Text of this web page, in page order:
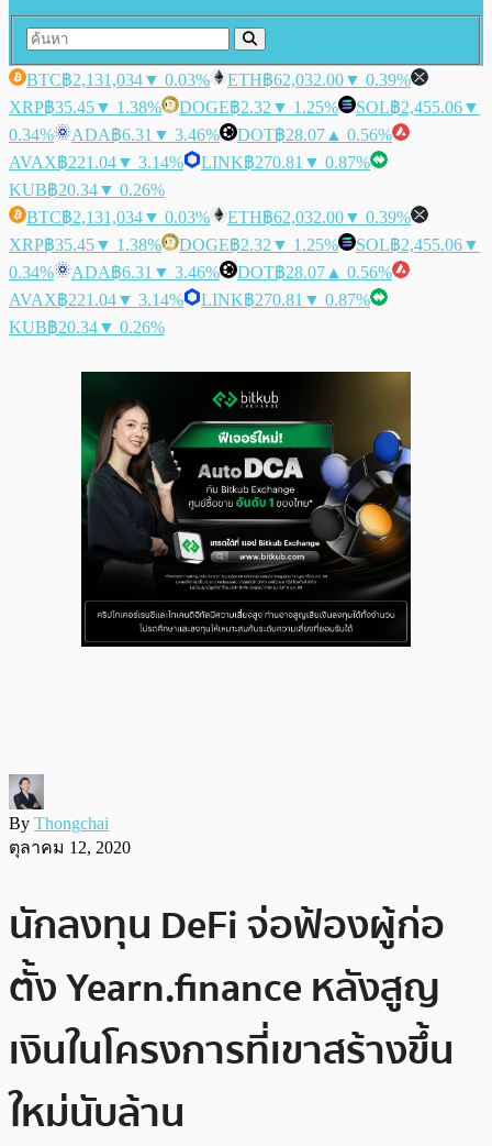
BTC฿2,131,034▼ 0.03% ETH฿62,032.00▼ 0.39%
XRP฿35.45▼ 1.38% DOGE฿2.32 ▼ 1.25% SOL฿2,455.06▼
0.34%
ADA฿6.31 ▼ 3.46% DOT฿28.07 ▲ 0.56%
AVAX฿221.04▼ 3.14% LINK฿270.81 ▼ 0.87%
KUB฿20.34▼ 0.26%
BTC฿2,131,034▼ 0.03% ETH฿62,032.00▼ 0.39%
XRP฿35.45▼ 1.38% DOGE฿2.32 ▼ 1.25% SOL฿2,455.06▼
0.34%
ADA฿6.31 ▼ 3.46% DOT฿28.07 ▲ 0.56%
AVAX฿221.04▼ 3.14% LINK฿270.81 ▼ 0.87%
KUB฿20.34▼ 0.26%
By Thongchai
ตุลาคม 12, 2020
นักลงทุน DeFi จ่อฟ้องผู้ก่อ
ตั้ง Yearn.finance หลังสูญ
เงินในโครงการที่เขาสร้างขึ้น
ใหม่นับล้าน